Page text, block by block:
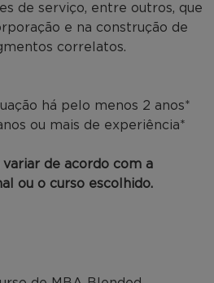
de serviço, entre outros, que
e na construção de
correlatos.
há pelo menos 2 anos*
ou mais de experiência*
de acordo com a
ou o curso escolhido.